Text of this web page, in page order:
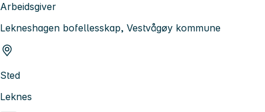
Arbeidsgiver
Lekneshagen bofellesskap, Vestvågøy kommune
Sted
Leknes